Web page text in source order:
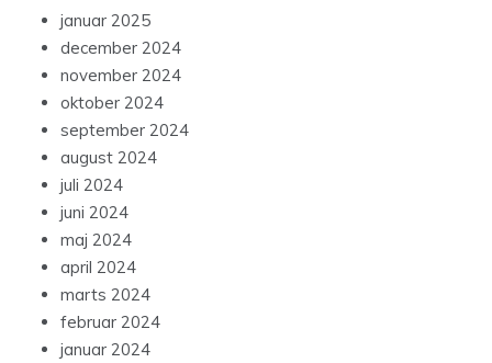
januar 2025
december 2024
november 2024
oktober 2024
september 2024
august 2024
juli 2024
juni 2024
maj 2024
april 2024
marts 2024
februar 2024
januar 2024